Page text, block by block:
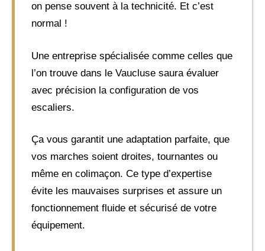
on pense souvent à la technicité. Et c’est
normal !
Une entreprise spécialisée comme celles que
l’on trouve dans le Vaucluse saura évaluer
avec précision la configuration de vos
escaliers.
Ça vous garantit une adaptation parfaite, que
vos marches soient droites, tournantes ou
même en colimaçon. Ce type d’expertise
évite les mauvaises surprises et assure un
fonctionnement fluide et sécurisé de votre
équipement.